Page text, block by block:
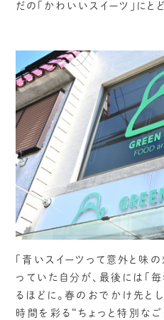
だの「かわいいスイーツ」にと
「青いスイーツって意外と味
っていた自分が、最後には「
るほどに。春のおでかけ先と
時間を彩る“ちょっと特別な